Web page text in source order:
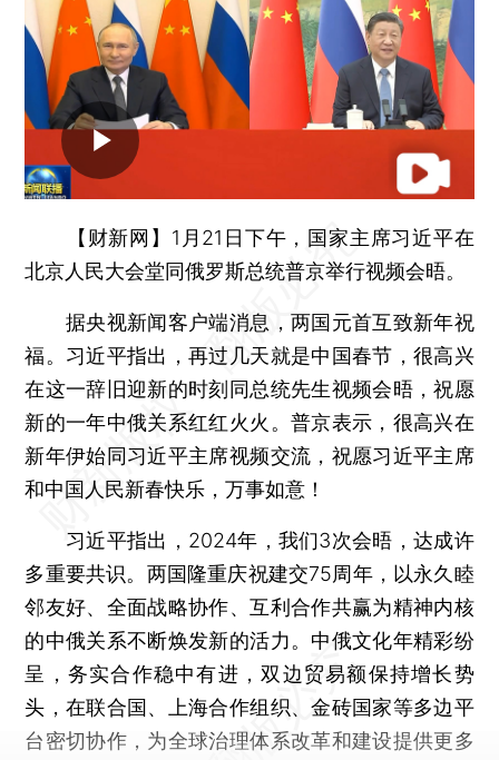
【财新网】 1月21日下午，国家主席习近平在
北京人民大会堂同俄罗斯总统普京举行视频会晤。
据央视新闻客户端消息，两国元首互致新年祝
福。习近平指出，再过几天就是中国春节，很高兴
在这一辞旧迎新的时刻同总统先生视频会晤，祝愿
新的一年中俄关系红红火火。普京表示，很高兴在
新年伊始同习近平主席视频交流，祝愿习近平主席
和中国人民新春快乐，万事如意！
习近平指出，2024年，我们3次会晤，达成许
多重要共识。两国隆重庆祝建交75周年，以永久睦
邻友好、全面战略协作、互利合作共赢为精神内核
的中俄关系不断焕发新的活力。中俄文化年精彩纷
呈，务实合作稳中有进，双边贸易额保持增长势
头，在联合国、上海合作组织、金砖国家等多边平
台密切协作，为全球治理体系改革和建设提供更多